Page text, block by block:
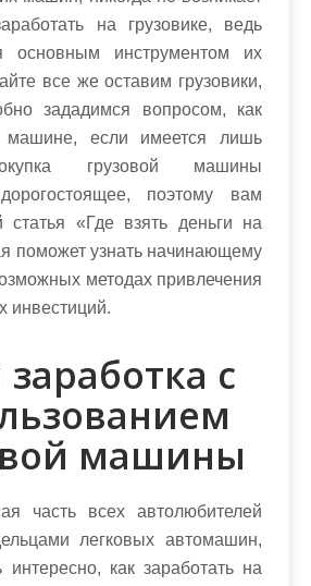
на грузовике, ведь
основным инструментом их
все же оставим грузовики,
зададимся вопросом, как
машине, если имеется лишь
грузовой машины
поэтому вам
статья «Где взять деньги на
поможет узнать начинающему
методах привлечения
инвестиций.
с
машины
часть всех автолюбителей
легковых автомашин,
интересно, как заработать на